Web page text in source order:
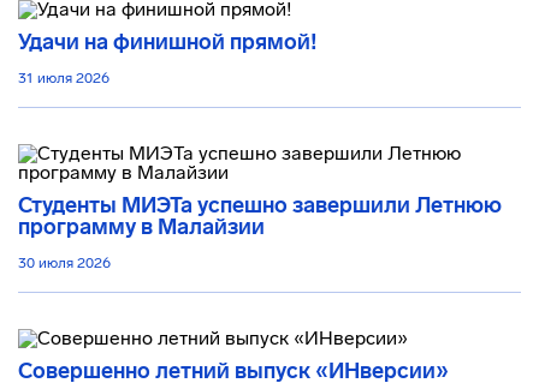
Удачи на финишной прямой!
31 июля 2026
Студенты МИЭТа успешно завершили Летнюю
программу в Малайзии
30 июля 2026
Совершенно летний выпуск «ИНверсии»